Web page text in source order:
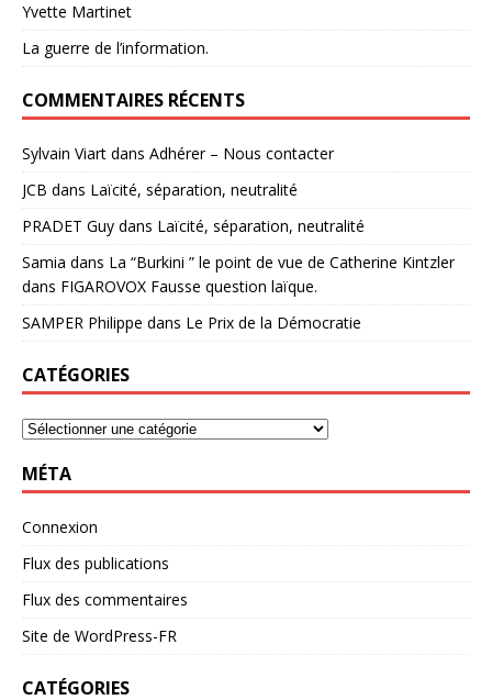
Yvette Martinet
La guerre de l’information.
COMMENTAIRES RÉCENTS
Sylvain Viart dans Adhérer – Nous contacter
JCB dans Laïcité, séparation, neutralité
PRADET Guy dans Laïcité, séparation, neutralité
Samia dans La “Burkini ” le point de vue de Catherine Kintzler
dans FIGAROVOX Fausse question laïque.
SAMPER Philippe dans Le Prix de la Démocratie
CATÉGORIES
MÉTA
Connexion
Flux des publications
Flux des commentaires
Site de WordPress-FR
CATÉGORIES